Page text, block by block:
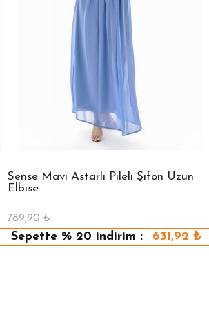
Sense Mavı Astarlı Pileli Şifon Uzun
Elbise
789,90 ₺
Sepette % 20 indirim : 631,92 ₺